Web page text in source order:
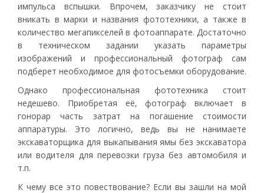
импульса вспышки. Впрочем, заказчику не стоит
вникать в марки и названия фототехники, а также в
количество мегапикселей в фотоаппарате. Достаточно
в техническом задании указать параметры
изображений и профессиональный фотограф сам
подберет необходимое для фотосъемки оборудование.
Однако профессиональная фототехника стоит
недешево. Приобретая её, фотограф включает в
гонорар часть затрат на погашение стоимости
аппаратуры. Это логично, ведь вы не нанимаете
экскаваторщика для выкапывания ямы без экскаватора
или водителя для перевозки груза без автомобиля и
т.п.
К чему все это повествование? Если вы зашли на мой